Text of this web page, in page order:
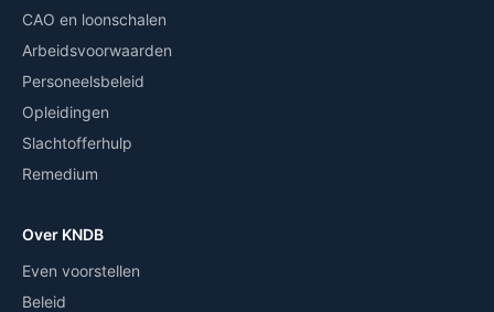
CAO en loonschalen
Arbeidsvoorwaarden
Personeelsbeleid
Opleidingen
Slachtofferhulp
Remedium
Over KNDB
Even voorstellen
Beleid